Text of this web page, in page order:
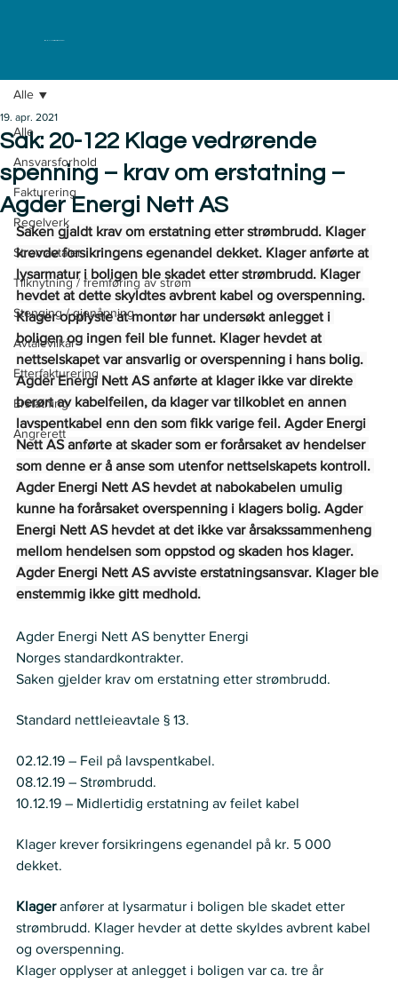
ELKLAGENEMNDA
Alle
Ansvarsforhold
Fakturering
Regelverk
Strømavtaler
Tilknytning / fremføring av strøm
Stenging / gjenåpning
Avtalevilkår
Etterfakturering
Erstatning
Angrerett
Alle
Sak: 20-122 Klage vedrørende
spenning – krav om erstatning –
Agder Energi Nett AS
19. apr. 2021
Saken gjaldt krav om erstatning etter strømbrudd. Klager
krevde forsikringens egenandel dekket. Klager anførte at
lysarmatur i boligen ble skadet etter strømbrudd. Klager
hevdet at dette skyldtes avbrent kabel og overspenning.
Klager opplyste at montør har undersøkt anlegget i
boligen og ingen feil ble funnet. Klager hevdet at
nettselskapet var ansvarlig or overspenning i hans bolig.
Agder Energi Nett AS anførte at klager ikke var direkte
berørt av kabelfeilen, da klager var tilkoblet en annen
lavspentkabel enn den som fikk varige feil. Agder Energi
Nett AS anførte at skader som er forårsaket av hendelser
som denne er å anse som utenfor nettselskapets kontroll.
Agder Energi Nett AS hevdet at nabokabelen umulig
kunne ha forårsaket overspenning i klagers bolig. Agder
Energi Nett AS hevdet at det ikke var årsakssammenheng
mellom hendelsen som oppstod og skaden hos klager.
Agder Energi Nett AS avviste erstatningsansvar. Klager ble
enstemmig ikke gitt medhold.
Agder Energi Nett AS benytter Energi
Norges standardkontrakter.
Saken gjelder krav om erstatning etter strømbrudd.
Standard nettleieavtale § 13.
02.12.19 – Feil på lavspentkabel.
08.12.19 – Strømbrudd.
10.12.19 – Midlertidig erstatning av feilet kabel
Klager krever forsikringens egenandel på kr. 5 000
dekket.
Klager anfører at lysarmatur i boligen ble skadet etter
strømbrudd. Klager hevder at dette skyldes avbrent kabel
og overspenning.
Klager opplyser at anlegget i boligen var ca. tre år